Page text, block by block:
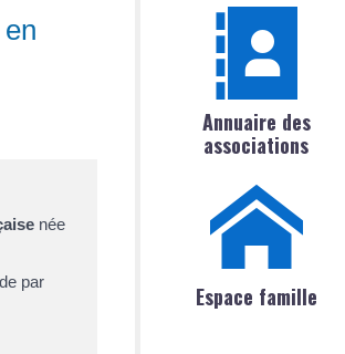
née
par
Annuaire des
associations
Espace famille